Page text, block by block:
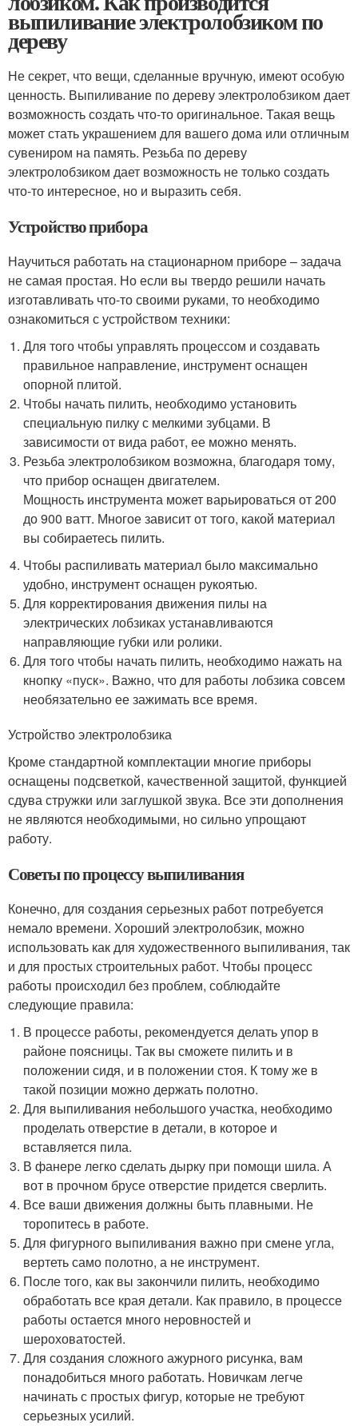
выпиливание электролобзиком по
дереву
Не секрет, что вещи, сделанные вручную, имеют особую
ценность. Выпиливание по дереву электролобзиком дает
возможность создать что-то оригинальное. Такая вещь
может стать украшением для вашего дома или отличным
сувениром на память. Резьба по дереву
электролобзиком дает возможность не только создать
что-то интересное, но и выразить себя.
Устройство прибора
Научиться работать на стационарном приборе – задача
не самая простая. Но если вы твердо решили начать
изготавливать что-то своими руками, то необходимо
ознакомиться с устройством техники:
Для того чтобы управлять процессом и создавать
правильное направление, инструмент оснащен
опорной плитой.
Чтобы начать пилить, необходимо установить
специальную пилку с мелкими зубцами. В
зависимости от вида работ, ее можно менять.
Резьба электролобзиком возможна, благодаря тому,
что прибор оснащен двигателем.
Мощность инструмента может варьироваться от 200
до 900 ватт. Многое зависит от того, какой материал
вы собираетесь пилить.
Чтобы распиливать материал было максимально
удобно, инструмент оснащен рукоятью.
Для корректирования движения пилы на
электрических лобзиках устанавливаются
направляющие губки или ролики.
Для того чтобы начать пилить, необходимо нажать на
кнопку «пуск». Важно, что для работы лобзика совсем
необязательно ее зажимать все время.
Устройство электролобзика
Кроме стандартной комплектации многие приборы
оснащены подсветкой, качественной защитой, функцией
сдува стружки или заглушкой звука. Все эти дополнения
не являются необходимыми, но сильно упрощают
работу.
Советы по процессу выпиливания
Конечно, для создания серьезных работ потребуется
немало времени. Хороший электролобзик, можно
использовать как для художественного выпиливания, так
и для простых строительных работ. Чтобы процесс
работы происходил без проблем, соблюдайте
следующие правила:
В процессе работы, рекомендуется делать упор в
районе поясницы. Так вы сможете пилить и в
положении сидя, и в положении стоя. К тому же в
такой позиции можно держать полотно.
Для выпиливания небольшого участка, необходимо
проделать отверстие в детали, в которое и
вставляется пила.
В фанере легко сделать дырку при помощи шила. А
вот в прочном брусе отверстие придется сверлить.
Все ваши движения должны быть плавными. Не
торопитесь в работе.
Для фигурного выпиливания важно при смене угла,
вертеть само полотно, а не инструмент.
После того, как вы закончили пилить, необходимо
обработать все края детали. Как правило, в процессе
работы остается много неровностей и
шероховатостей.
Для создания сложного ажурного рисунка, вам
понадобиться много работать. Новичкам легче
начинать с простых фигур, которые не требуют
серьезных усилий.